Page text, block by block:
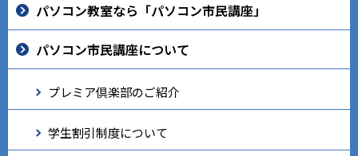
パソコン教室なら「パソコン市民講座」
パソコン市民講座について
プレミア倶楽部のご紹介
学生割引制度について